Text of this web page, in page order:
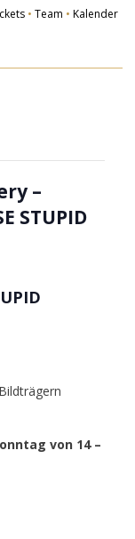
• Team • Kalender
–
STUPID
von 14 –